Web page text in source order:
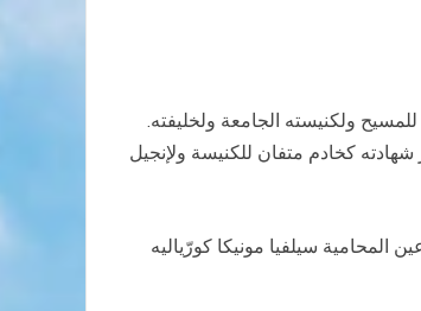
ولكنيسته الجامعة ولخليفته.
كخادم متفان للكنيسة ولإنجيل
الذكرى السنوية الخامسة لوفاة الكاردينال فان توان يوم الأحد 16 من الجاري قد عين المحامية سيلفيا مونيكا كورّياليه